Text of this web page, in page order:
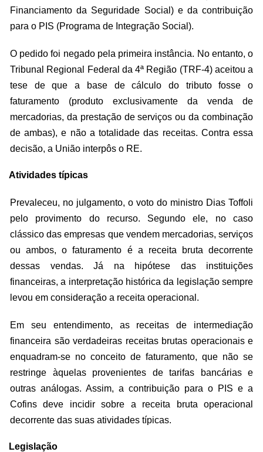
Financiamento da Seguridade Social) e da contribuição
para o PIS (Programa de Integração Social).
O pedido foi negado pela primeira instância. No entanto, o
Tribunal Regional Federal da 4ª Região (TRF-4) aceitou a
tese de que a base de cálculo do tributo fosse o
faturamento (produto exclusivamente da venda de
mercadorias, da prestação de serviços ou da combinação
de ambas), e não a totalidade das receitas. Contra essa
decisão, a União interpôs o RE.
Atividades típicas
Prevaleceu, no julgamento, o voto do ministro Dias Toffoli
pelo provimento do recurso. Segundo ele, no caso
clássico das empresas que vendem mercadorias, serviços
ou ambos, o faturamento é a receita bruta decorrente
dessas vendas. Já na hipótese das instituições
financeiras, a interpretação histórica da legislação sempre
levou em consideração a receita operacional.
Em seu entendimento, as receitas de intermediação
financeira são verdadeiras receitas brutas operacionais e
enquadram-se no conceito de faturamento, que não se
restringe àquelas provenientes de tarifas bancárias e
outras análogas. Assim, a contribuição para o PIS e a
Cofins deve incidir sobre a receita bruta operacional
decorrente das suas atividades típicas.
Legislação